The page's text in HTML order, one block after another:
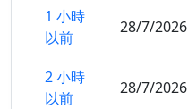
1 小時
以前
28/7/2026
2 小時
以前
28/7/2026